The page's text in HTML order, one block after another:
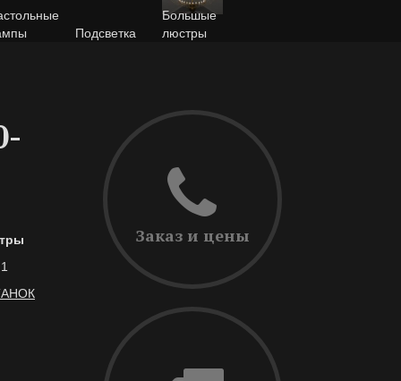
Подсветка
Большые
люстры
Заказ и цены